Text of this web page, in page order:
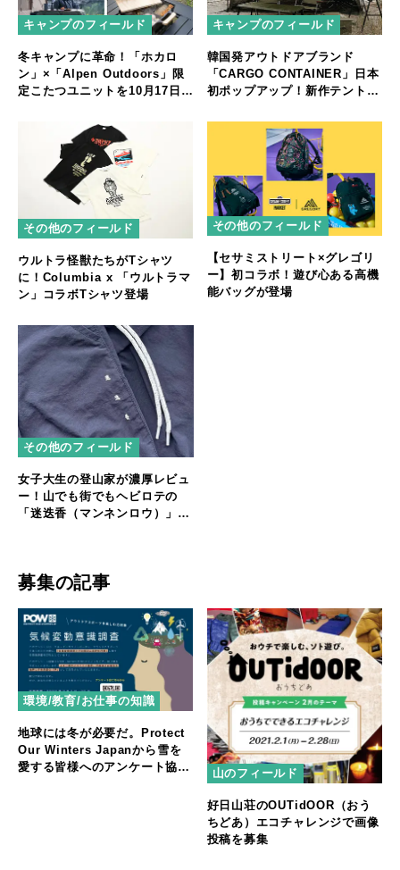
キャンプのフィールド
冬キャンプに革命！「ホカロ
ン」×「Alpen Outdoors」限
定こたつユニットを10月17日
キャンプのフィールド
韓国発アウトドアブランド
「CARGO CONTAINER」日本
初ポップアップ！新作テント体
その他のフィールド
ウルトラ怪獣たちがTシャツ
に！Columbia x 「ウルトラマ
ン」コラボTシャツ登場
その他のフィールド
【セサミストリート×グレゴリ
ー】初コラボ！遊び心ある高機
能バッグが登場
その他のフィールド
女子大生の登山家が濃厚レビュ
ー！山でも街でもヘビロテの
「迷迭香（マンネンロウ）」ナ
募集の記事
環境/教育/お仕事の知識
地球には冬が必要だ。Protect
Our Winters Japanから雪を
愛する皆様へのアンケート協力
山のフィールド
好日山荘のOUTidOOR（おう
ちどあ）エコチャレンジで画像
投稿を募集